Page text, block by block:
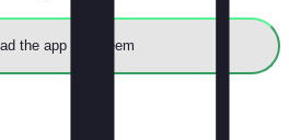
the app to redeem